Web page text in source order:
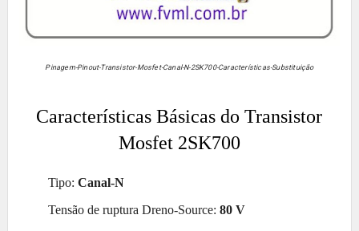
Pinagem-Pinout-Transistor-Mosfet-Canal-N-2SK700-Características-Substituição
Características Básicas do Transistor
Mosfet 2SK700
Tipo: Canal-N
Tensão de ruptura Dreno-Source: 80 V